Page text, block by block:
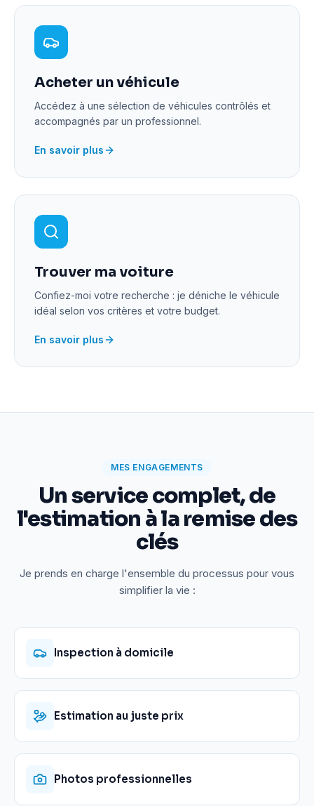
Acheter un véhicule
Accédez à une sélection de véhicules contrôlés et
accompagnés par un professionnel.
En savoir plus
Trouver ma voiture
Confiez-moi votre recherche : je déniche le véhicule
idéal selon vos critères et votre budget.
En savoir plus
MES ENGAGEMENTS
Un service complet, de
l'estimation à la remise des
clés
Je prends en charge l'ensemble du processus pour vous
simplifier la vie :
Inspection à domicile
Estimation au juste prix
Photos professionnelles